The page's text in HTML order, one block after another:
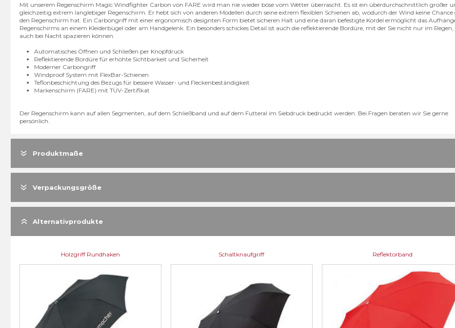
Mit unserem Regenschirm Magic Windfighter Carbon von FARE wird man nie wieder böse vom Wetter überrascht. Es ist ein überdurchschnittlich großer
gleichzeitig extrem langlebiger Regenschirm. Er hebt sich von anderen Modellen durch seine extrem flexiblen Schienen ab, wodurch der Wind keine Chance
den Regenschirm hat. Ein Carbongriff mit einer ergonomisch designten Form bietet sicheren Halt und eine daran befestigte Kordel ermöglicht das
Regenschirms an einem Kleiderbügel oder am Handgelenk. Ein besonders schickes Detail ist auch die reflektierende Bordüre, mit der Sie nicht nur im Regen,
auch bei Nacht spazieren können.
Automatisches Öffnen und Schließen per Knopfdruck
Reflektierende Bordüre für erhöhte Sichtbarkeit und Sicherheit
Moderner Carbongriff
Windproof System mit FlexBar-Schienen
Teflonbeschichtung des Bezugs für bessere Wasser- und Fleckenbeständigkeit
Markenschirm (FARE) mit TÜV-Zertifikat
Der Regenschirm kann auf allen Segmenten, auf dem Schließband und auf dem Futteral im Siebdruck bedruckt werden. Bei Fragen beraten wir Sie gerne
persönlich.
Produktmaße
Verpackungsgröße
Alternativprodukte
Holzgriff Rundhaken Schaltknaufgriff Reflektorband